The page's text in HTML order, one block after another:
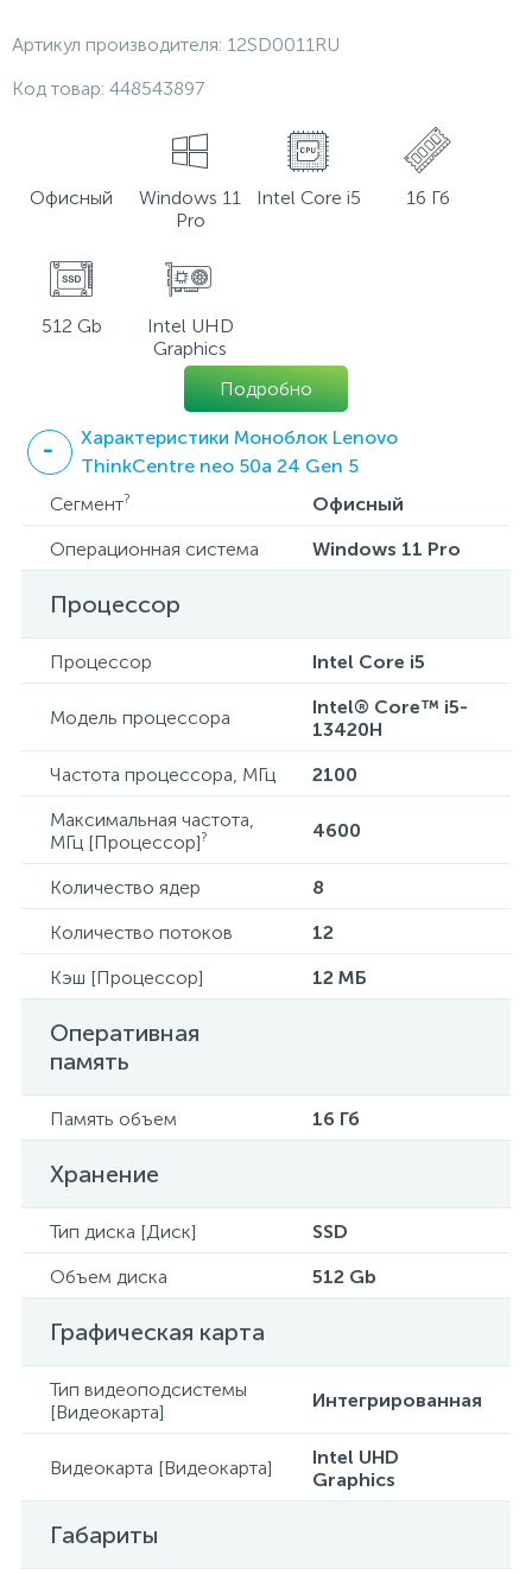
Артикул производителя: 12SD0011RU
Код товар: 448543897
Офисный
Windows 11
Pro
Intel Core i5 16 Гб
512 Gb
Intel UHD
Graphics
Подробно
Характеристики Моноблок Lenovo
ThinkCentre neo 50a 24 Gen 5
Сегмент?
Офисный
Операционная система
Windows 11 Pro
Процессор
Процессор Intel Core i5
Модель процессора
Intel® Core™ i5-
13420H
Частота процессора, МГц
2100
Максимальная частота,
МГц [Процессор]? 4600
Количество ядер
8
Количество потоков
12
Кэш [Процессор]
12 МБ
Оперативная
память
Память объем 16 Гб
Хранение
Тип диска [Диск]
SSD
Объем диска
512 Gb
Графическая карта
Тип видеоподсистемы
[Видеокарта]
Интегрированная
Видеокарта [Видеокарта]
Intel UHD
Graphics
Габариты